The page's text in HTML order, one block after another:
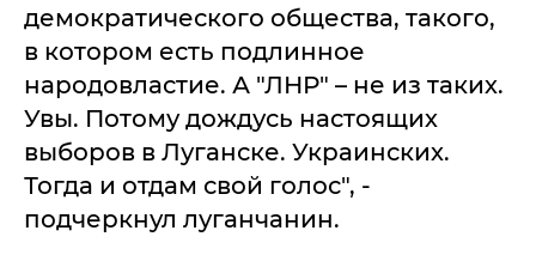
демократического общества, такого,
в котором есть подлинное
народовластие. А "ЛНР" – не из таких.
Увы. Потому дождусь настоящих
выборов в Луганске. Украинских.
Тогда и отдам свой голос", -
подчеркнул луганчанин.